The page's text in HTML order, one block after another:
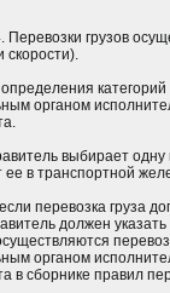
Перевозки грузов
скорости).
органом
выбирает одну
ее в транспортной
перевозка груза
должен
органом
в сборнике правил